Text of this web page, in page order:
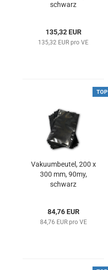
schwarz
135,32 EUR
135,32 EUR pro VE
TOP
Vakuumbeutel, 200 x
300 mm, 90my,
schwarz
84,76 EUR
84,76 EUR pro VE